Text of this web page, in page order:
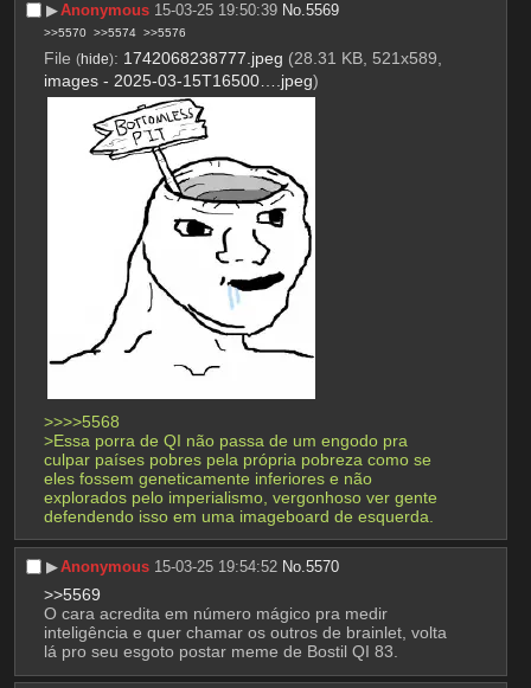
▶︎Anonymous 15-03-25 19:50:39 No.5569
>>5570 >>5574 >>5576
File (hide): 1742068238777.jpeg (28.31 KB, 521x589,
images - 2025-03-15T16500….jpeg)
>>>>5568
>Essa porra de QI não passa de um engodo pra
culpar países pobres pela própria pobreza como se
eles fossem geneticamente inferiores e não
explorados pelo imperialismo, vergonhoso ver gente
defendendo isso em uma imageboard de esquerda.
▶︎Anonymous 15-03-25 19:54:52 No.5570
>>5569
O cara acredita em número mágico pra medir
inteligência e quer chamar os outros de brainlet, volta
lá pro seu esgoto postar meme de Bostil QI 83.